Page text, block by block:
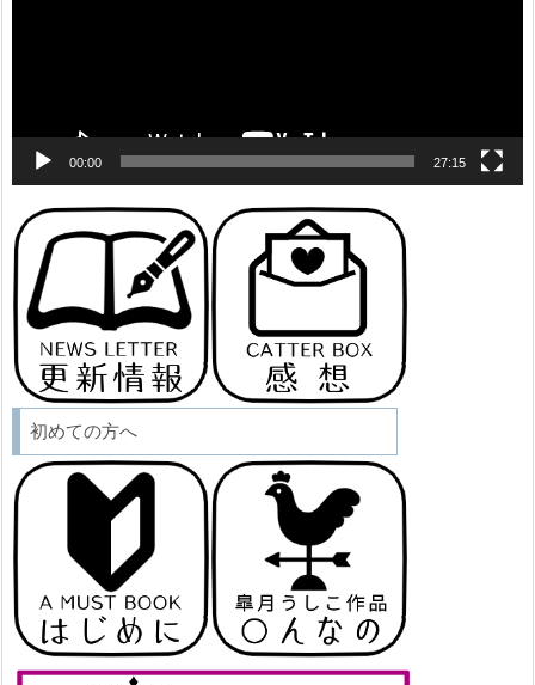
00:00 27:15
初めての方へ